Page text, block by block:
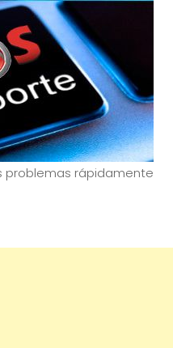
problemas rápidamente